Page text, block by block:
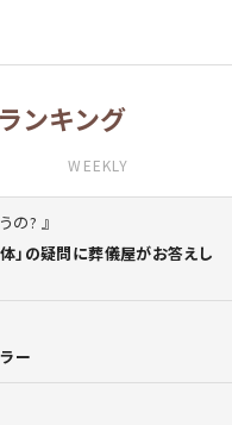
ンキング
WEEKLY
の?
」の疑問に葬儀屋がお答えし
ー